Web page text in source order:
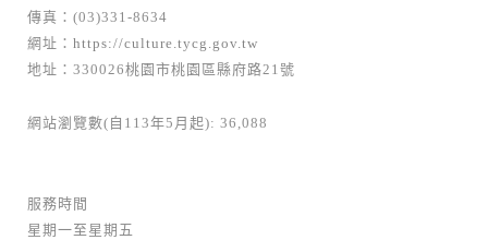
傳真：(03)331-8634
網址： https://culture.tycg.gov.tw
地址：330026桃園市桃園區縣府路21號
網站瀏覽數(自113年5月起): 36,088
服務時間
星期一至星期五